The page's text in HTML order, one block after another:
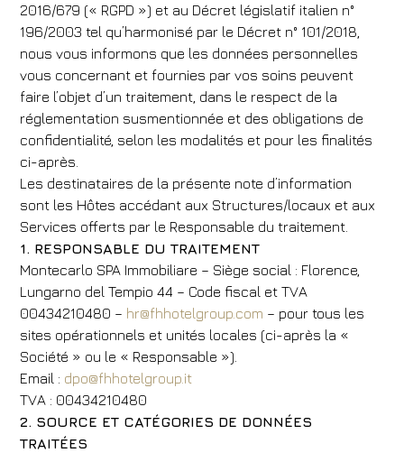
2016/679 (« RGPD ») et au Décret législatif italien n°
196/2003 tel qu’harmonisé par le Décret n° 101/2018,
nous vous informons que les données personnelles
vous concernant et fournies par vos soins peuvent
faire l’objet d’un traitement, dans le respect de la
réglementation susmentionnée et des obligations de
confidentialité, selon les modalités et pour les finalités
ci-après.
Les destinataires de la présente note d’information
sont les Hôtes accédant aux Structures/locaux et aux
Services offerts par le Responsable du traitement.
1. RESPONSABLE DU TRAITEMENT
Montecarlo SPA Immobiliare – Siège social : Florence,
Lungarno del Tempio 44 – Code fiscal et TVA
00434210480 – hr@fhhotelgroup.com – pour tous les
sites opérationnels et unités locales (ci-après la «
Société » ou le « Responsable »).
Email : dpo@fhhotelgroup.it
TVA : 00434210480
2. SOURCE ET CATÉGORIES DE DONNÉES
TRAITÉES